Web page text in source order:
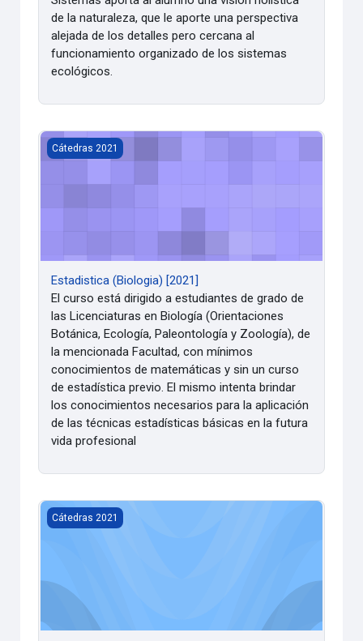
de la naturaleza, que le aporte una perspectiva
alejada de los detalles pero cercana al
funcionamiento organizado de los sistemas
ecológicos.
Estadistica (Biologia) [2021]
Cátedras 2021
Estadistica (Biologia) [2021]
El curso está dirigido a estudiantes de grado de
las Licenciaturas en Biología (Orientaciones
Botánica, Ecología, Paleontología y Zoología), de
la mencionada Facultad, con mínimos
conocimientos de matemáticas y sin un curso
de estadística previo. El mismo intenta brindar
los conocimientos necesarios para la aplicación
de las técnicas estadísticas básicas en la futura
vida profesional
Etnohistoria [2021]
Cátedras 2021